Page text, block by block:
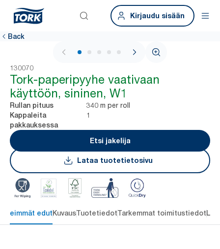
Kirjaudu sisään
Back
1 / 5
130070
Tork-paperipyyhe vaativaan
käyttöön, sininen, W1
Rullan pituus 340 m per roll
Kappaleita
pakkauksessa
1
Etsi jakelija
Lataa tuotetietosivu
edutKuvausTuotetiedotTarkemmat toimitustiedot